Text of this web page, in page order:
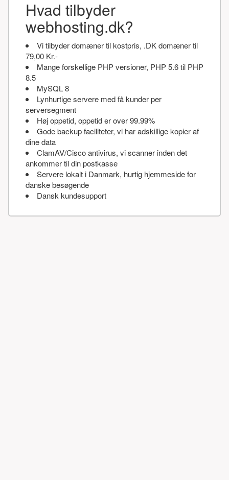
Hvad tilbyder
webhosting.dk?
Vi tilbyder domæner til kostpris, .DK domæner til
79,00 Kr.-
Mange forskellige PHP versioner, PHP 5.6 til PHP
8.5
MySQL 8
Lynhurtige servere med få kunder per
serversegment
Høj oppetid, oppetid er over 99.99%
Gode backup faciliteter, vi har adskillige kopier af
dine data
ClamAV/Cisco antivirus, vi scanner inden det
ankommer til din postkasse
Servere lokalt i Danmark, hurtig hjemmeside for
danske besøgende
Dansk kundesupport